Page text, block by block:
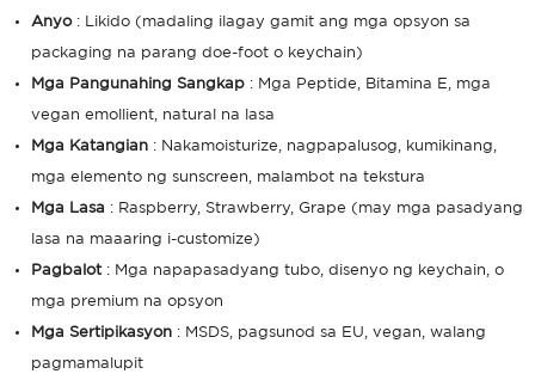
Anyo: Likido (madaling ilagay gamit ang mga opsyon sa
packaging na parang doe-foot o keychain)
Mga Pangunahing Sangkap: Mga Peptide, Bitamina E, mga
vegan emollient, natural na lasa
Mga Katangian: Nakamoisturize, nagpapalusog, kumikinang,
mga elemento ng sunscreen, malambot na tekstura
Mga Lasa : Raspberry, Strawberry, Grape (may mga pasadyang
lasa na maaaring i-customize)
Pagbalot: Mga napapasadyang tubo, disenyo ng keychain, o
mga premium na opsyon
Mga Sertipikasyon: MSDS, pagsunod sa EU, vegan, walang
pagmamalupit